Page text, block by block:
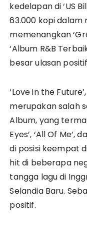
kedelapan di ‘US
63.000 kopi
memenangkan
‘Album R&B
besar ulasan
‘Love in the
merupakan salah
Album, yang
Eyes’, ‘All Of Me’,
di posisi keempat
hit di beberapa
tangga lagu di
Selandia Baru.
positif.